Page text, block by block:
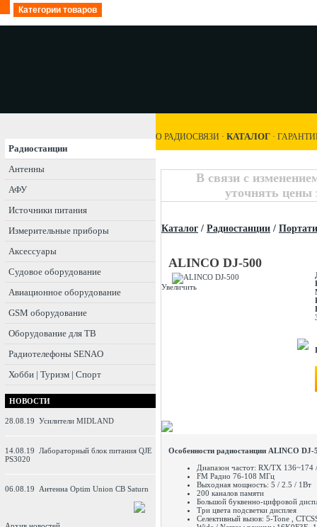
Категории товаров
Радиостанции
Антенны
АФУ
Источники питания
Измерительные приборы
Аксессуары
Судовое оборудование
Авиационное оборудование
GSM оборудование
Оборудование для ТВ
Радиотелефоны SENAO
Хобби | Туризм | Спорт
НОВОСТИ
28.08.19 Усилители MIDLAND
14.08.19 Лабораторный блок питания QJE
PS3020
06.08.19 Антенна Optim Union CB Saturn
О РАДИОСВЯЗИ · КАТАЛОГ ·
В связи с
уточнять цены
Каталог / Радиостанции /
ALINCO DJ-500
Увеличить
Особенности радиостанции ALINCO DJ-
Диапазон частот: RX/TX
FM Радио 76-108 МГц
Выходная мощность: 5 / 2.5 / 1Вт
200 каналов памяти
Большой буквенно-цифровой
Три цвета подсветки дисплея
Селективный вызов: 5-Tone ,